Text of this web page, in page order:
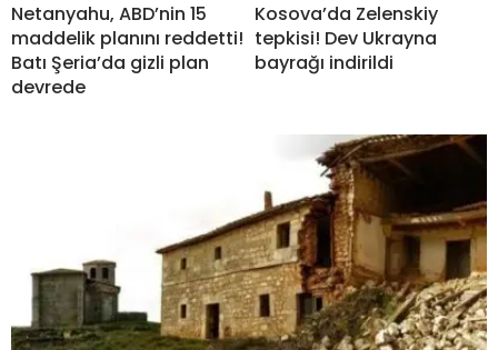
Netanyahu, ABD’nin 15
maddelik planını reddetti!
Batı Şeria’da gizli plan
devrede
Kosova’da Zelenskiy
tepkisi! Dev Ukrayna
bayrağı indirildi